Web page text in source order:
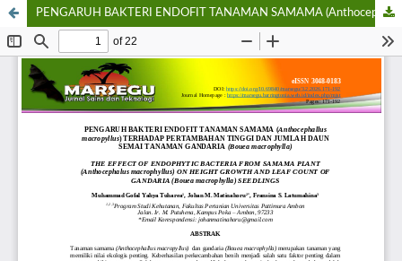
PENGARUH BAKTERI ENDOFIT TANAMAN SAMAMA (Anthocephallus macropyllus) TERHADAP PERTAMBAHAN TINGGI DAN JUMLAH DAUN SEMAI TANAMAN GANDARIA (Bouea macrophylla)